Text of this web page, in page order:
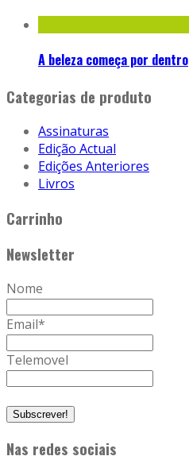
A beleza começa por dentro
Categorias de produto
Assinaturas
Edição Actual
Edições Anteriores
Livros
Carrinho
Newsletter
Nome
Email*
Telemovel
Nas redes sociais